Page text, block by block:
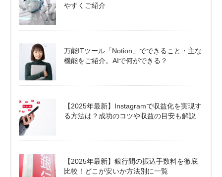
やすくご紹介
万能ITツール「Notion」でできること・主な
機能をご紹介。AIで何ができる？
【2025年最新】Instagramで収益化を実現す
る方法は？成功のコツや収益の目安も解説
【2025年最新】銀行間の振込手数料を徹底
比較！どこが安いか方法別に一覧